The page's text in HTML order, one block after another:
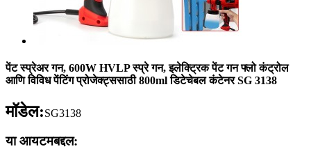
पेंट स्प्रेअर गन, 600W HVLP स्प्रे गन, इलेक्ट्रिक पेंट गन फ्लो कंट्रोल
आणि विविध पेंटिंग प्रोजेक्ट्ससाठी 800ml डिटेचेबल कंटेनर SG 3138
मॉडेल:SG3138
या आयटमबद्दल: